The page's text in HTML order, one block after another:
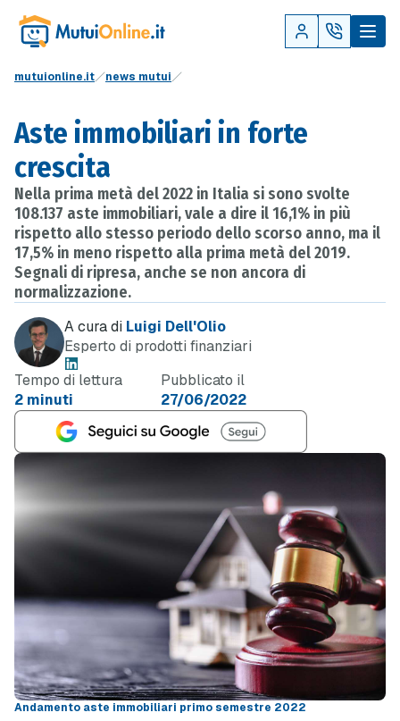
mutuionline.it news mutui
Aste immobiliari in forte
crescita
Nella prima metà del 2022 in Italia si sono svolte
108.137 aste immobiliari, vale a dire il 16,1% in più
rispetto allo stesso periodo dello scorso anno, ma il
17,5% in meno rispetto alla prima metà del 2019.
Segnali di ripresa, anche se non ancora di
normalizzazione.
A cura di Luigi Dell'Olio
Esperto di prodotti finanziari
Tempo di lettura
2 minuti
Pubblicato il
27/06/2022
Andamento aste immobiliari primo semestre 2022